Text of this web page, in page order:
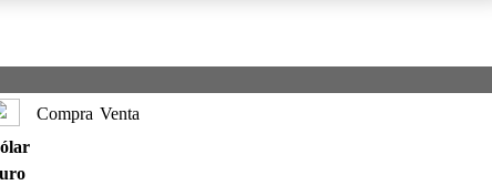
Compra Venta